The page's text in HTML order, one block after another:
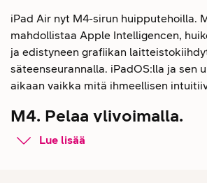
iPad Air nyt M4-sirun huipputehoilla.
mahdollistaa Apple Intelligencen,
ja edistyneen grafiikan
säteenseurannalla. iPadOS:lla ja sen
aikaan vaikka mitä ihmeellisen
M4. Pelaa ylivoimalla.
Salamannopeassa M4-sirussa on 50
Lue lisää